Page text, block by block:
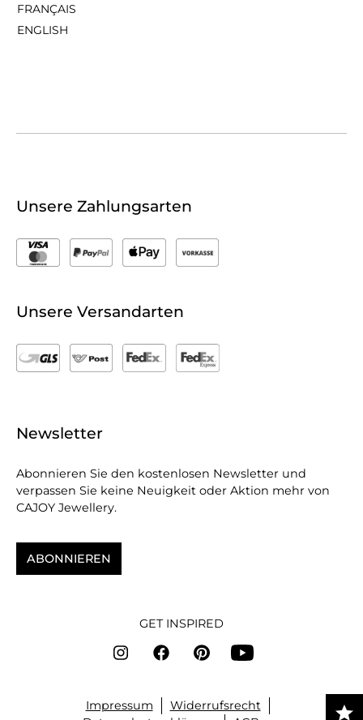
FRANÇAIS
ENGLISH
Unsere Zahlungsarten
Unsere Versandarten
Newsletter
Abonnieren Sie den kostenlosen Newsletter und
verpassen Sie keine Neuigkeit oder Aktion mehr von
CAJOY Jewellery.
ABONNIEREN
GET INSPIRED
Impressum
Widerrufsrecht